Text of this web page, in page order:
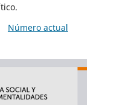
Número actual